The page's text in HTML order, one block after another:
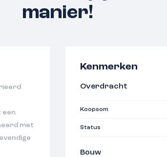
manier!
een
met
Kenmerken
Overdracht
Koopsom
Status
Bouw